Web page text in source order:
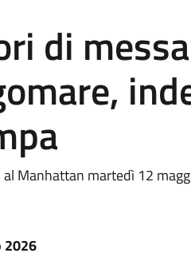
di
Manhattan martedì 12
2026